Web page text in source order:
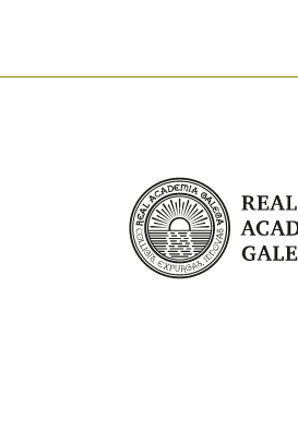
En cumprimento da
aqueles usuarios
usuarios poderán
Real Academia Galega